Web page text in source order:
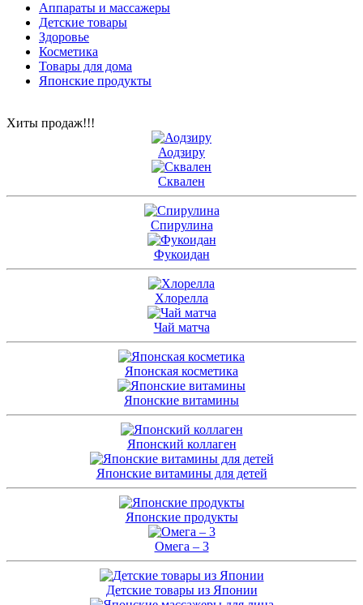
Аппараты и массажеры
Детские товары
Здоровье
Косметика
Товары для дома
Японские продукты
Хиты продаж!!!
Аодзиру
Сквален
Спирулина
Фукоидан
Хлорелла
Чай матча
Японская косметика
Японские витамины
Японский коллаген
Японские витамины для детей
Японские продукты
Омега – 3
Детские товары из Японии